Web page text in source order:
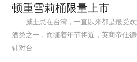
顿重雪莉桶限量上市
威士忌在台湾，一直以来都是最受欢
酒类之一，而随着年节将近，英商帝仕德
针对台...